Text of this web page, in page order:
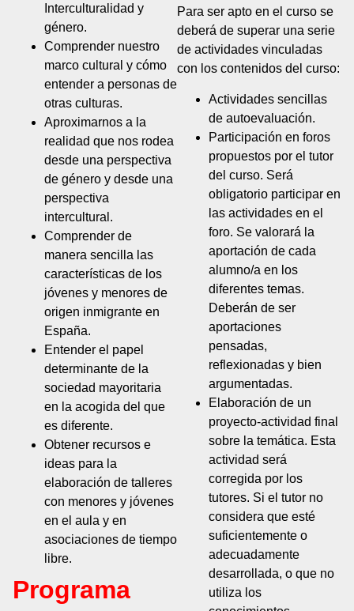
Interculturalidad y
género.
Comprender nuestro
marco cultural y cómo
entender a personas de
otras culturas.
Aproximarnos a la
realidad que nos rodea
desde una perspectiva
de género y desde una
perspectiva
intercultural.
Comprender de
manera sencilla las
características de los
jóvenes y menores de
origen inmigrante en
España.
Entender el papel
determinante de la
sociedad mayoritaria
en la acogida del que
es diferente.
Obtener recursos e
ideas para la
elaboración de talleres
con menores y jóvenes
en el aula y en
asociaciones de tiempo
libre.
Programa
Para ser apto en el curso se
deberá de superar una serie
de actividades vinculadas
con los contenidos del curso:
Actividades sencillas
de autoevaluación.
Participación en foros
propuestos por el tutor
del curso. Será
obligatorio participar en
las actividades en el
foro. Se valorará la
aportación de cada
alumno/a en los
diferentes temas.
Deberán de ser
aportaciones
pensadas,
reflexionadas y bien
argumentadas.
Elaboración de un
proyecto-actividad final
sobre la temática. Esta
actividad será
corregida por los
tutores. Si el tutor no
considera que esté
suficientemente o
adecuadamente
desarrollada, o que no
utiliza los